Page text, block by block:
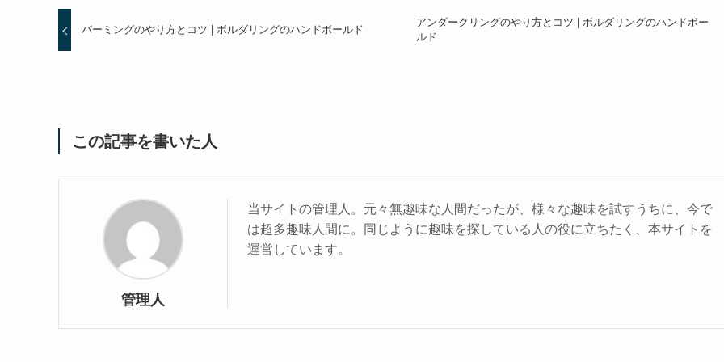
パーミングのやり方とコツ | ボルダリングのハンドボールド
アンダークリングのやり方とコツ | ボルダリングのハンドボー
ルド
この記事を書いた人
管理人
当サイトの管理人。元々無趣味な人間だったが、様々な趣味を試すうちに、今で
は超多趣味人間に。同じように趣味を探している人の役に立ちたく、本サイトを
運営しています。